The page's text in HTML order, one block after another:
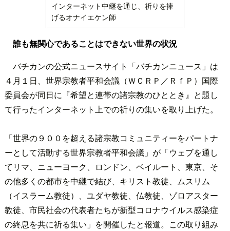
インターネット中継を通じ、祈りを捧
げるオナイエケン師
誰も無関心であることはできない世界の状況
バチカンの公式ニュースサイト「バチカンニュース」は
４月１日、世界宗教者平和会議（ＷＣＲＰ／ＲｆＰ）国際
委員会が同日に『希望と連帯の諸宗教のひととき』と題し
て行ったインターネット上での祈りの集いを取り上げた。
「世界の９００を超える諸宗教コミュニティーをパートナ
ーとして活動する世界宗教者平和会議」が「ウェブを通し
てリマ、ニューヨーク、ロンドン、ベイルート、東京、そ
の他多くの都市を中継で結び、キリスト教徒、ムスリム
（イスラーム教徒）、ユダヤ教徒、仏教徒、ゾロアスター
教徒、市民社会の代表者たちが新型コロナウイルス感染症
の終息を共に祈る集い」を開催したと報道。この取り組み